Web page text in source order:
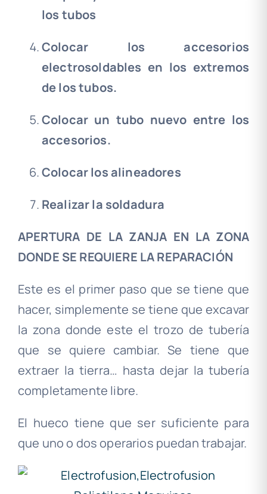
los tubos
Colocar los accesorios
electrosoldables en los extremos
de los tubos.
Colocar un tubo nuevo entre los
accesorios.
Colocar los alineadores
Realizar la soldadura
APERTURA DE LA ZANJA EN LA ZONA
DONDE SE REQUIERE LA REPARACIÓN
Este es el primer paso que se tiene que
hacer, simplemente se tiene que excavar
la zona donde este el trozo de tubería
que se quiere cambiar. Se tiene que
extraer la tierra… hasta dejar la tubería
completamente libre.
El hueco tiene que ser suficiente para
que uno o dos operarios puedan trabajar.